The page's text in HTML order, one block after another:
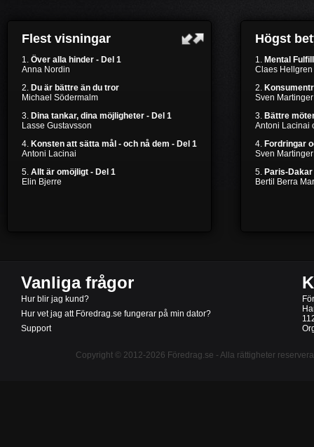
Flest visningar
1. Över alla hinder - Del 1
Anna Nordin
2. Du är bättre än du tror
Michael Södermalm
3. Dina tankar, dina möjligheter - Del 1
Lasse Gustavsson
4. Konsten att sätta mål - och nå dem - Del 1
Antoni Lacinai
5. Allt är omöjligt - Del 1
Elin Bjerre
Högst
1. Mental
Claes Hellgren
2.
Sven Martinger
3. Bättre
Antoni Lacinai
4. Fordringar
Sven Martinger
5. Paris-Dakar
Bertil Berra
Vanliga frågor
Hur blir jag kund?
Hur vet jag att Föredrag.se fungerar på min dator?
Support
Copyright © 2012-2026 Föredrag.se - Alla rättigheter